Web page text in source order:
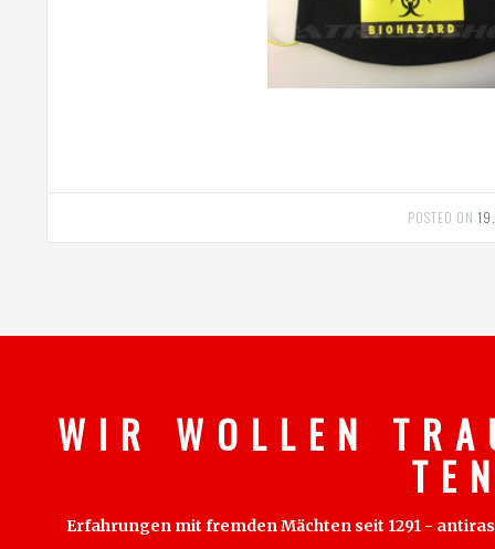
POSTED ON
W I R W O L L E N T R
T E
Erfahrungen mit fremden Mächten seit 1291 -